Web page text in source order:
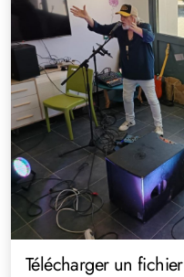
Télécharger un fichier